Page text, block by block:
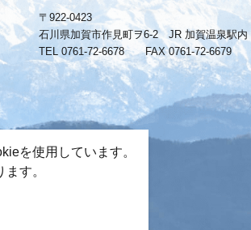
〒922-0423
石川県加賀市作見町ヲ6-2 JR 加賀温泉駅内
TEL 0761-72-6678
FAX 0761-72-6679
を使用しています。
す。